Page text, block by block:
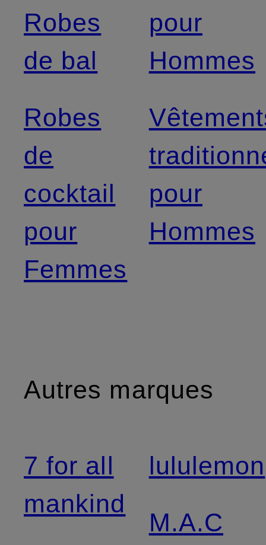
Robes
de bal
Robes
de
cocktail
pour
Femmes
pour
Hommes
pour
Hommes
Autres marques
7 for all
mankind
lululemon
M.A.C